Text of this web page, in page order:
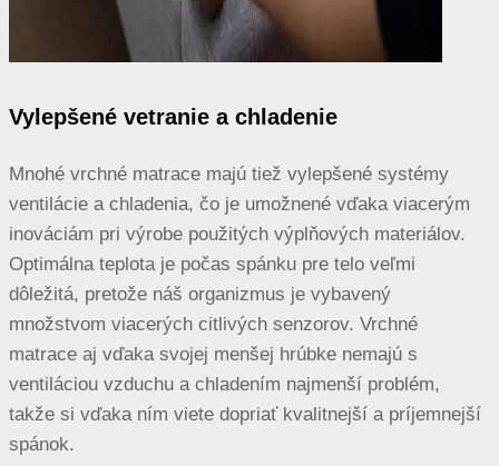
Vylepšené vetranie a chladenie
Mnohé vrchné matrace majú tiež vylepšené systémy
ventilácie a chladenia, čo je umožnené vďaka viacerým
inováciám pri výrobe použitých výplňových materiálov.
Optimálna teplota je počas spánku pre telo veľmi
dôležitá, pretože náš organizmus je vybavený
množstvom viacerých citlivých senzorov. Vrchné
matrace aj vďaka svojej menšej hrúbke nemajú s
ventiláciou vzduchu a chladením najmenší problém,
takže si vďaka ním viete dopriať kvalitnejší a príjemnejší
spánok.